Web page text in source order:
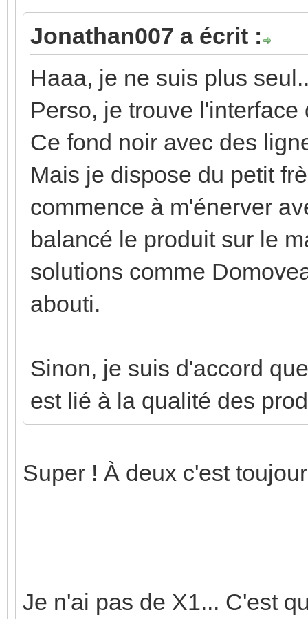
Jonathan007 a écrit :
Haaa, je ne suis plus
Perso, je trouve
Ce fond noir avec des
Mais je dispose du petit
commence à m'énerver
balancé le produit sur le
solutions comme
abouti.
Sinon, je suis d'accord
est lié à la qualité des
Super ! À deux c'est
Je n'ai pas de X1... C'est